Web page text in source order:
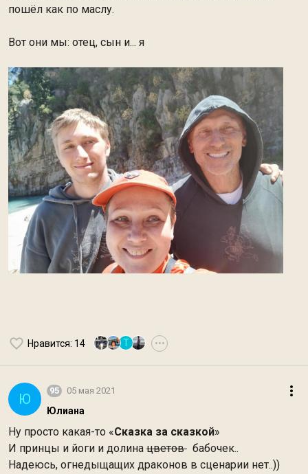
пошёл как по маслу.
Вот они мы: отец, сын и... я
Нравится: 14 Т •••
Ю 95 05 мая 2021
Юлиана
Ну просто какая-то «Сказка за сказкой»
И принцы и йоги и долина цветов бабочек..
Надеюсь, огнедыщащих драконов в сценарии нет..))